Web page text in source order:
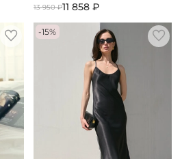
13 950 ₽11 858 ₽
-15%